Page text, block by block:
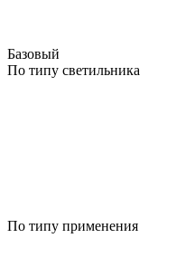
Базовый
По типу светильника
По типу применения